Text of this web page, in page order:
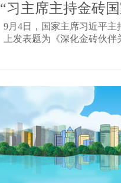
“习主席主持金砖
9月4日，国家主席习近平
上发表题为《深化金砖伙